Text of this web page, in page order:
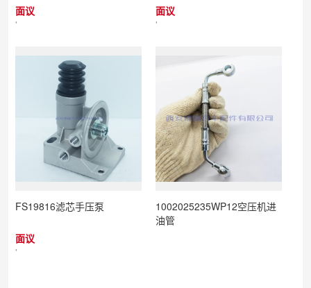
面议
'
面议
'
FS19816滤芯手压泵
面议
'
1002025235WP12空压机进
油管